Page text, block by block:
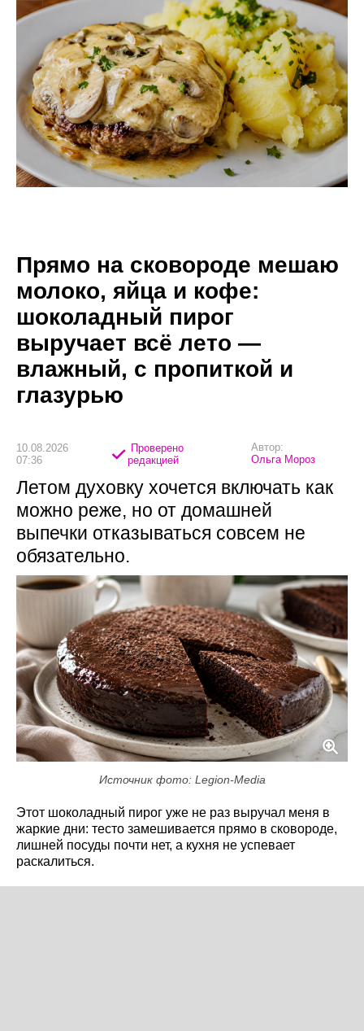
Прямо на сковороде мешаю
молоко, яйца и кофе:
шоколадный пирог
выручает всё лето —
влажный, с пропиткой и
глазурью
10.08.2026
07:36
Проверено
редакцией
Автор:
Ольга Мороз
Летом духовку хочется включать как
можно реже, но от домашней
выпечки отказываться совсем не
обязательно.
Источник фото: Legion-Media
Этот шоколадный пирог уже не раз выручал меня в
жаркие дни: тесто замешивается прямо в сковороде,
лишней посуды почти нет, а кухня не успевает
раскалиться.